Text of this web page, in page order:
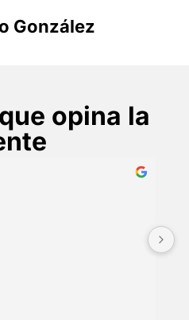
González
opina la